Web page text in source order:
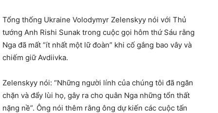
Tổng thống Ukraine Volodymyr Zelenskyy nói với Thủ
tướng Anh Rishi Sunak trong cuộc gọi hôm thứ Sáu rằng
Nga đã mất “ít nhất một lữ đoàn” khi cố gắng bao vây và
chiếm giữ Avdiivka.
Zelenskyy nói: “Những người lính của chúng tôi đã ngăn
chặn và đẩy lùi họ, gây ra cho quân Nga những tổn thất
nặng nề”. Ông nói thêm rằng ông dự kiến các cuộc tấn